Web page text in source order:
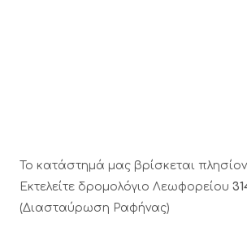
Το κατάστημά μας βρίσκεται
Εκτελείτε δρομολόγιο Λεωφορείου
(Διασταύρωση Ραφήνας)